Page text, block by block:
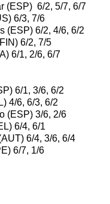
(ESP) 6/2, 5/7, 6/7
6/3, 7/6
(ESP) 6/2, 4/6, 6/2
6/2, 7/5
6/1, 2/6, 6/7
6/1, 3/6, 6/2
4/6, 6/3, 6/2
(ESP) 3/6, 2/6
6/4, 6/1
6/4, 3/6, 6/4
6/7, 1/6